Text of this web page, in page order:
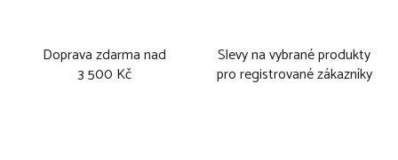
Doprava zdarma nad
3 500 Kč
Slevy na vybrané produkty
pro registrované zákazníky